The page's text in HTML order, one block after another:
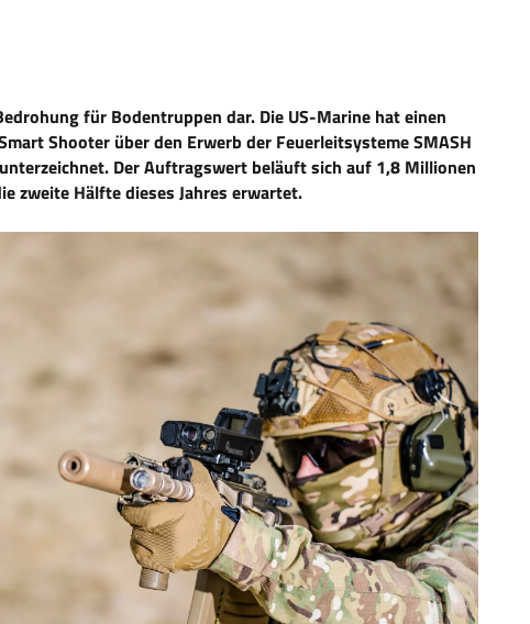
für Bodentruppen dar. Die US-Marine hat einen
Shooter über den Erwerb der Feuerleitsysteme SMASH
Der Auftragswert beläuft sich auf 1,8 Millionen
zweite Hälfte dieses Jahres erwartet.